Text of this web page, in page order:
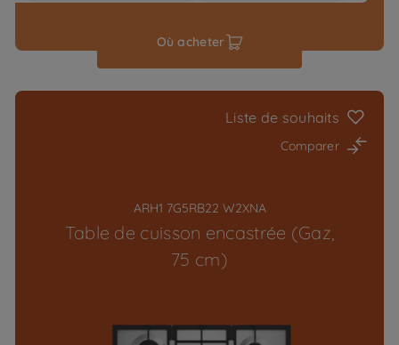
Où acheter
Liste de souhaits
Comparer
ARH1 7G5RB22 W2XNA
Table de cuisson encastrée (Gaz,
75 cm)